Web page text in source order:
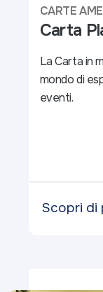
CARTE
Carta
La Carta in
mondo di
eventi.​
Scopri di